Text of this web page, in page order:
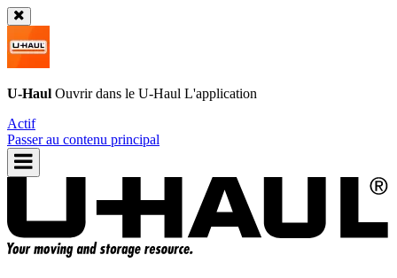
U-Haul Ouvrir dans le U-Haul L'application
Actif
Passer au contenu principal